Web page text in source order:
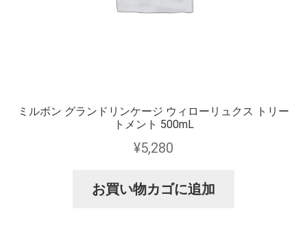
ミルボン グランドリンケージ ウィローリュクス トリー
トメント 500mL
¥5,280
お買い物カゴに追加